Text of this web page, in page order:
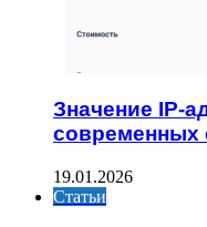
Значение IP-
современных
19.01.2026
Статьи